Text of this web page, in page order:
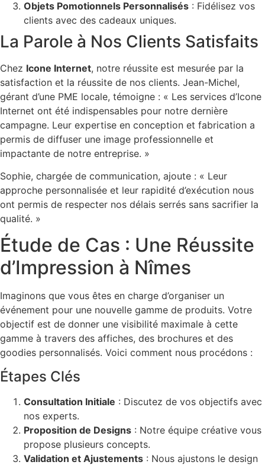
Objets Pomotionnels Personnalisés : Fidélisez vos
clients avec des cadeaux uniques.
La Parole à Nos Clients Satisfaits
Chez Icone Internet, notre réussite est mesurée par la
satisfaction et la réussite de nos clients. Jean-Michel,
gérant d’une PME locale, témoigne : « Les services d’Icone
Internet ont été indispensables pour notre dernière
campagne. Leur expertise en conception et fabrication a
permis de diffuser une image professionnelle et
impactante de notre entreprise. »
Sophie, chargée de communication, ajoute : « Leur
approche personnalisée et leur rapidité d’exécution nous
ont permis de respecter nos délais serrés sans sacrifier la
qualité. »
Étude de Cas : Une Réussite
d’Impression à Nîmes
Imaginons que vous êtes en charge d’organiser un
événement pour une nouvelle gamme de produits. Votre
objectif est de donner une visibilité maximale à cette
gamme à travers des affiches, des brochures et des
goodies personnalisés. Voici comment nous procédons :
Étapes Clés
Consultation Initiale : Discutez de vos objectifs avec
nos experts.
Proposition de Designs : Notre équipe créative vous
propose plusieurs concepts.
Validation et Ajustements : Nous ajustons le design